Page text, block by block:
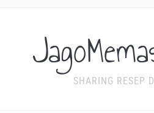
SHARING RESEP